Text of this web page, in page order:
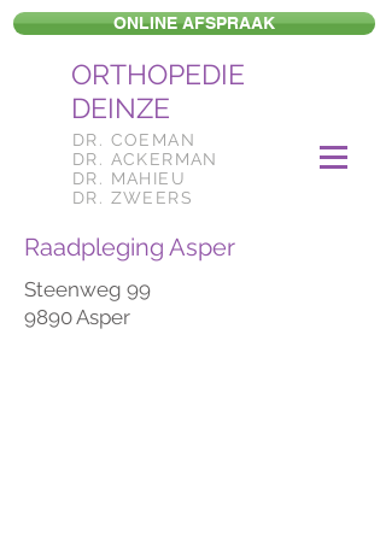
ONLINE AFSPRAAK
ORTHOPEDIE
DEINZE
DR. COEMAN
DR. ACKERMAN
DR. MAHIEU
DR. ZWEERS
Raadpleging Asper
Steenweg 99
9890 Asper